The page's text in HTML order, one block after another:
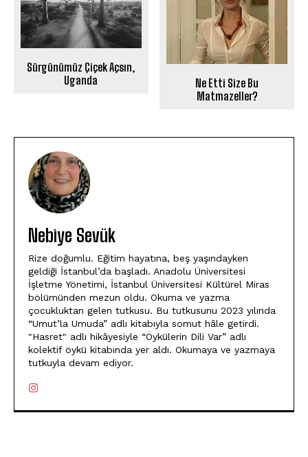
Sürgünümüz Çiçek Açsın,
Uganda
Ne Etti Size Bu
Matmazeller?
Nebiye Sevük
Rize doğumlu. Eğitim hayatına, beş yaşındayken
geldiği İstanbul’da başladı. Anadolu Üniversitesi
İşletme Yönetimi, İstanbul Üniversitesi Kültürel Miras
bölümünden mezun oldu. Okuma ve yazma
çocukluktan gelen tutkusu. Bu tutkusunu 2023 yılında
“Umut’la Umuda” adlı kitabıyla somut hâle getirdi.
"Hasret" adlı hikâyesiyle “Öykülerin Dili Var” adlı
kolektif öykü kitabında yer aldı. Okumaya ve yazmaya
tutkuyla devam ediyor.